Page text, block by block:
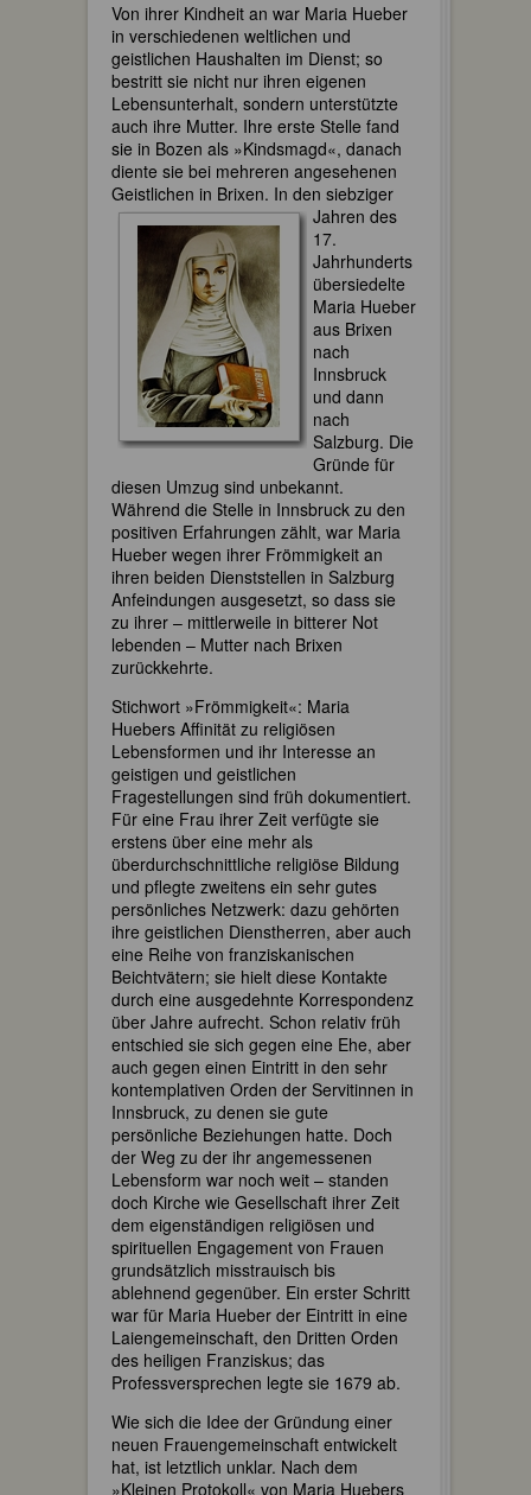
Von ihrer Kindheit an war Maria Hueber
in verschiedenen weltlichen und
geistlichen Haushalten im Dienst; so
bestritt sie nicht nur ihren eigenen
Lebensunterhalt, sondern unterstützte
auch ihre Mutter. Ihre erste Stelle fand
sie in Bozen als »Kindsmagd«, danach
diente sie bei mehreren angesehenen
Geistlichen in Brixen. In den siebziger
Jahren des
17.
Jahrhunderts
übersiedelte
Maria Hueber
aus Brixen
nach
Innsbruck
und dann
nach
Salzburg. Die
Gründe für
diesen Umzug sind unbekannt.
Während die Stelle in Innsbruck zu den
positiven Erfahrungen zählt, war Maria
Hueber wegen ihrer Frömmigkeit an
ihren beiden Dienststellen in Salzburg
Anfeindungen ausgesetzt, so dass sie
zu ihrer – mittlerweile in bitterer Not
lebenden – Mutter nach Brixen
zurückkehrte.
Stichwort »Frömmigkeit«: Maria
Huebers Affinität zu religiösen
Lebensformen und ihr Interesse an
geistigen und geistlichen
Fragestellungen sind früh dokumentiert.
Für eine Frau ihrer Zeit verfügte sie
erstens über eine mehr als
überdurchschnittliche religiöse Bildung
und pflegte zweitens ein sehr gutes
persönliches Netzwerk: dazu gehörten
ihre geistlichen Dienstherren, aber auch
eine Reihe von franziskanischen
Beichtvätern; sie hielt diese Kontakte
durch eine ausgedehnte Korrespondenz
über Jahre aufrecht. Schon relativ früh
entschied sie sich gegen eine Ehe, aber
auch gegen einen Eintritt in den sehr
kontemplativen Orden der Servitinnen in
Innsbruck, zu denen sie gute
persönliche Beziehungen hatte. Doch
der Weg zu der ihr angemessenen
Lebensform war noch weit – standen
doch Kirche wie Gesellschaft ihrer Zeit
dem eigenständigen religiösen und
spirituellen Engagement von Frauen
grundsätzlich misstrauisch bis
ablehnend gegenüber. Ein erster Schritt
war für Maria Hueber der Eintritt in eine
Laiengemeinschaft, den Dritten Orden
des heiligen Franziskus; das
Professversprechen legte sie 1679 ab.
Wie sich die Idee der Gründung einer
neuen Frauengemeinschaft entwickelt
hat, ist letztlich unklar. Nach dem
»Kleinen Protokoll« von Maria Huebers